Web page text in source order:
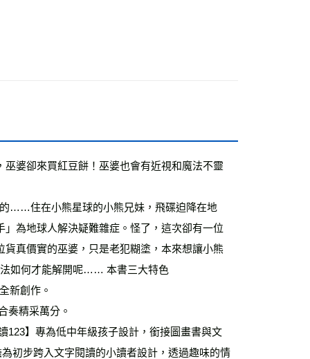
滿NT$799(含以上)免運費
滿NT$799(含以上)免運費
，滿NT$99,999(含以上)免運費
免運 查看運費
婆卻來買紅豆餅！巫婆也會有近視和魔法不靈
為地球人解決疑難雜症。怪了，這次卻有一位
真價實的巫婆，只是老犯糊塗，本來想讓小熊
如何才能解開呢…… 本書三大特色
新創作。
奏精采萬分。
初步跨入文字閱讀的小讀者設計，透過趣味的情